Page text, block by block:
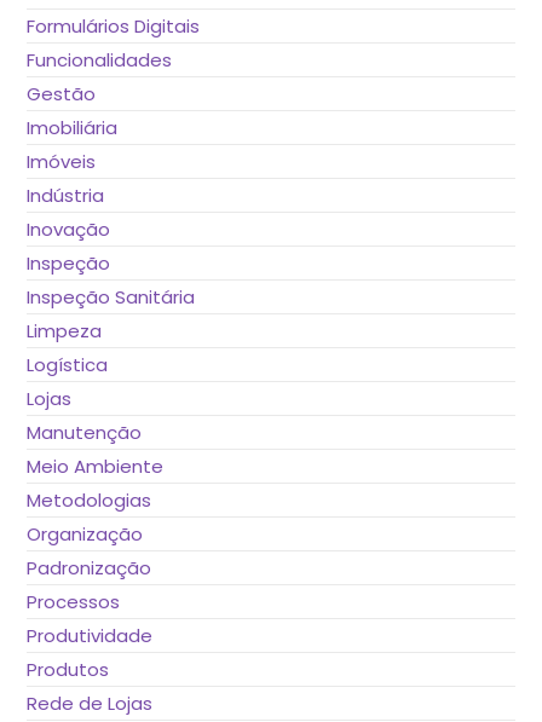
Formulários Digitais
Funcionalidades
Gestão
Imobiliária
Imóveis
Indústria
Inovação
Inspeção
Inspeção Sanitária
Limpeza
Logística
Lojas
Manutenção
Meio Ambiente
Metodologias
Organização
Padronização
Processos
Produtividade
Produtos
Rede de Lojas